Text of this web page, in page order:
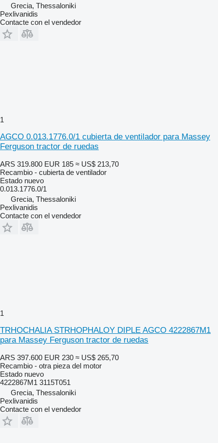
Grecia, Thessaloniki
Pexlivanidis
Contacte con el vendedor
1
AGCO 0.013.1776.0/1 cubierta de ventilador para Massey
Ferguson tractor de ruedas
ARS 319.800 EUR 185 ≈ US$ 213,70
Recambio - cubierta de ventilador
Estado nuevo
0.013.1776.0/1
Grecia, Thessaloniki
Pexlivanidis
Contacte con el vendedor
1
TRHOCHALIA STRHOPHALOY DIPLE AGCO 4222867M1
para Massey Ferguson tractor de ruedas
ARS 397.600 EUR 230 ≈ US$ 265,70
Recambio - otra pieza del motor
Estado nuevo
4222867M1 3115T051
Grecia, Thessaloniki
Pexlivanidis
Contacte con el vendedor